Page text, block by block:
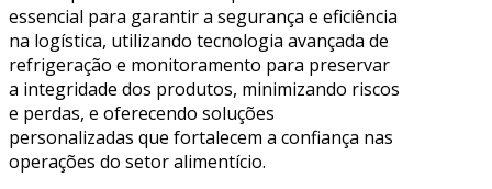
essencial para garantir a segurança e eficiência
na logística, utilizando tecnologia avançada de
refrigeração e monitoramento para preservar
a integridade dos produtos, minimizando riscos
e perdas, e oferecendo soluções
personalizadas que fortalecem a confiança nas
operações do setor alimentício.